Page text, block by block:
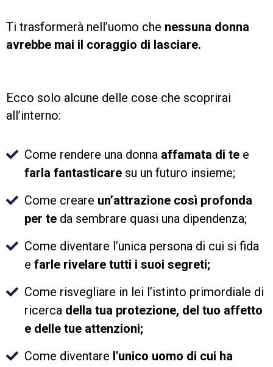
Ti trasformerà nell’uomo che nessuna donna
avrebbe mai il coraggio di lasciare.
Ecco solo alcune delle cose che scoprirai
all’interno:
Come rendere una donna affamata di te e
farla fantasticare su un futuro insieme;
Come creare un’attrazione così profonda
per te da sembrare quasi una dipendenza;
Come diventare l’unica persona di cui si fida
e farle rivelare tutti i suoi segreti;
Come risvegliare in lei l’istinto primordiale di
ricerca della tua protezione, del tuo affetto
e delle tue attenzioni;
Come diventare l'unico uomo di cui ha